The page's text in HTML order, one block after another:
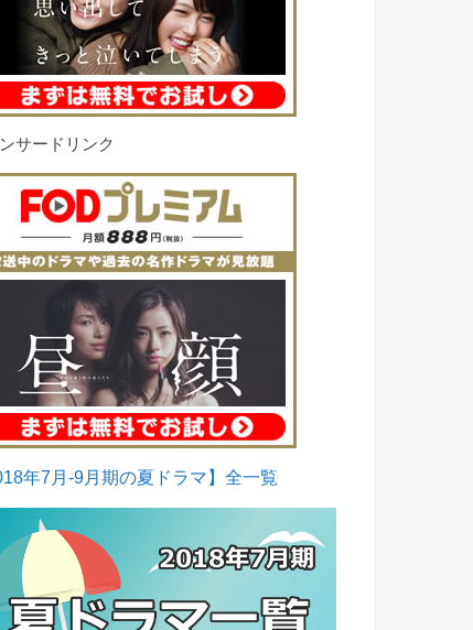
サードリンク
年7月-9月期の夏ドラマ】全一覧